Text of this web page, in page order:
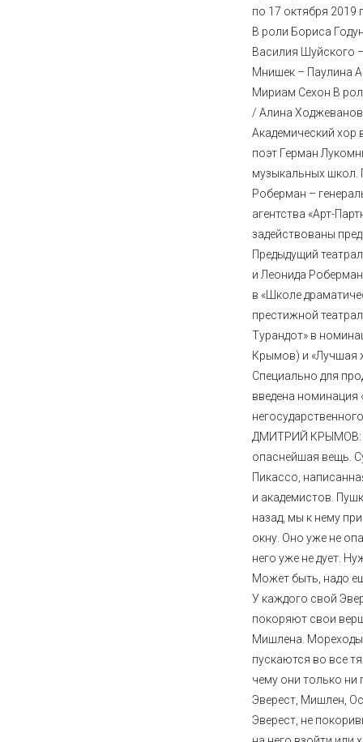
по 17 октября
В роли Бориса
Василия Шуйского
Мнишек – Паулина
Мириам Сехон В
/ Алина
Академический хор
поэт Герман
музыкальных школ.
Роберман –
агентства «Арт-
задействованы
Предыдущий
и Леонида
в «Школе
престижной
Турандот» в
Крымов) и «Лучшая
Специально для
введена номинация
ДМИТРИЙ КРЫМОВ:
опаснейшая вещь.
Пикассо,
и академистов.
назад, мы к нему
окну. Оно уже не
него уже не дует.
Может быть, надо
У каждого свой
покоряют свои
Мишлена. Мореходы
пускаются во все
чему они только ни
Эверест, Мишлен,
Эверест, не